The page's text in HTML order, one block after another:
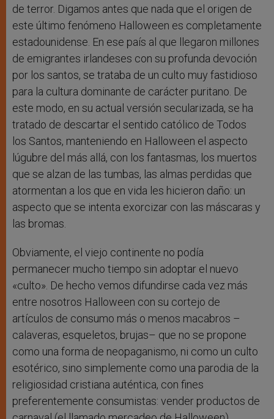
de terror. Digamos antes que nada que el origen de
este último fenómeno Halloween es completamente
estadounidense. En ese país al que llegaron millones
de emigrantes irlandeses con su profunda devoción
por los santos, se trataba de un culto muy fastidioso
para la cultura dominante de carácter puritano. De
este modo, en su actual versión secularizada, se ha
tratado de descartar el sentido católico de Todos
los Santos, manteniendo en Halloween el aspecto
lúgubre del más allá, con los fantasmas, los muertos
que se alzan de las tumbas, las almas perdidas que
atormentan a los que en vida les hicieron daño: un
aspecto que se intenta exorcizar con las máscaras y
las bromas.
Obviamente, el viejo continente no podía
permanecer mucho tiempo sin adoptar el nuevo
«culto». De hecho vemos difundirse cada vez más
entre nosotros Halloween con su cortejo de
artículos de consumo más o menos macabros –
calaveras, esqueletos, brujas– que no se propone
como una forma de neopaganismo, ni como un culto
esotérico, sino simplemente como una parodia de la
religiosidad cristiana auténtica, con fines
preferentemente consumistas: vender productos de